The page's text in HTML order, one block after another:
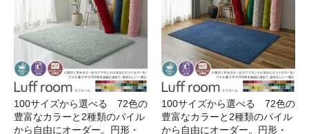
100サイズから選べる 72色の
豊富なカラーと2種類のパイル
から自由にオーダー。円形・
100サイズから選べる 72色の
豊富なカラーと2種類のパイル
から自由にオーダー。円形・